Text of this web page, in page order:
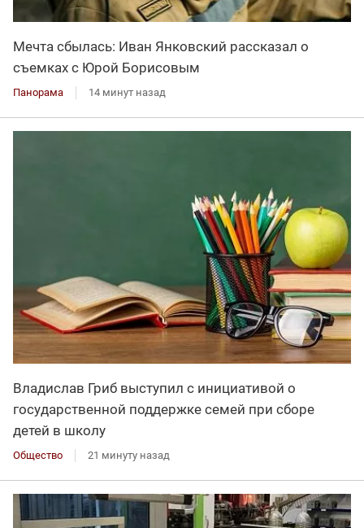
Мечта сбылась: Иван Янковский рассказал о
съемках с Юрой Борисовым
Панорама 14 минут назад
Владислав Гриб выступил с инициативой о
государственной поддержке семей при сборе
детей в школу
Общество 21 минуту назад